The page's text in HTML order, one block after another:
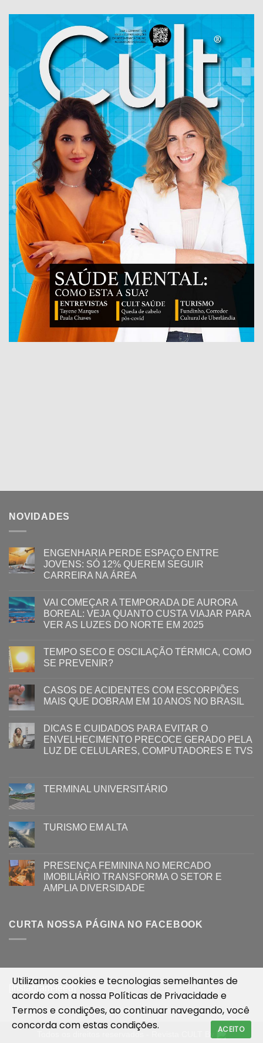
NOVIDADES
ENGENHARIA PERDE ESPAÇO ENTRE
JOVENS: SÓ 12% QUEREM SEGUIR
CARREIRA NA ÁREA
VAI COMEÇAR A TEMPORADA DE AURORA
BOREAL: VEJA QUANTO CUSTA VIAJAR PARA
VER AS LUZES DO NORTE EM 2025
TEMPO SECO E OSCILAÇÃO TÉRMICA, COMO
SE PREVENIR?
CASOS DE ACIDENTES COM ESCORPIÕES
MAIS QUE DOBRAM EM 10 ANOS NO BRASIL
DICAS E CUIDADOS PARA EVITAR O
ENVELHECIMENTO PRECOCE GERADO PELA
LUZ ​DE CELULARES, COMPUTADORES E TVS​​
TERMINAL UNIVERSITÁRIO
TURISMO EM ALTA
PRESENÇA FEMININA NO MERCADO
IMOBILIÁRIO TRANSFORMA O SETOR E
AMPLIA DIVERSIDADE
CURTA NOSSA PÁGINA NO FACEBOOK
Utilizamos cookies e tecnologias semelhantes de
acordo com a nossa Políticas de Privacidadee
Termos e condições, ao continuar navegando, você
concorda com estas condições.
ACEITO